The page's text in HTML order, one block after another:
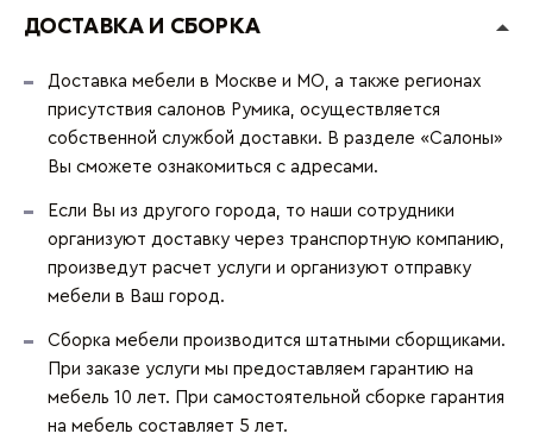
ДОСТАВКА И СБОРКА
Доставка мебели в Москве и МО, а также регионах
присутствия салонов Румика, осуществляется
собственной службой доставки. В разделе «Салоны»
Вы сможете ознакомиться с адресами.
Если Вы из другого города, то наши сотрудники
организуют доставку через транспортную компанию,
произведут расчет услуги и организуют отправку
мебели в Ваш город.
Сборка мебели производится штатными сборщиками.
При заказе услуги мы предоставляем гарантию на
мебель 10 лет. При самостоятельной сборке гарантия
на мебель составляет 5 лет.